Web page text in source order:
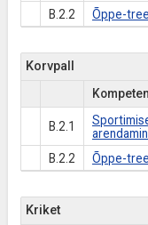
B.2.2 Õppe-
Korvpall
B.2.1
B.2.2 Õppe-
Kriket